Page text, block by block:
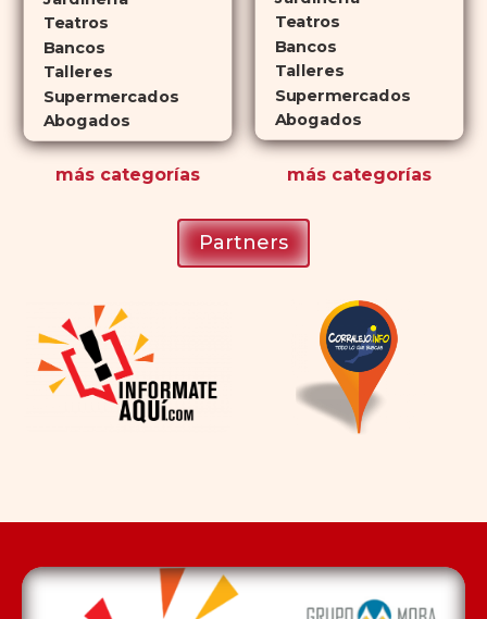
planificar sus actividades
románticas con antelación.
Teatros
Bancos
Talleres
Supermercados
Abogados
más categorías
Teatros
Bancos
Talleres
Supermercados
Abogados
máscategorías
Partners